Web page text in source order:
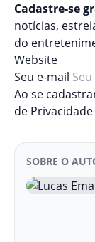
Cadastre-se
notícias,
do
Website
Seu e-mail
Ao se
de Privacidade
SOBRE O